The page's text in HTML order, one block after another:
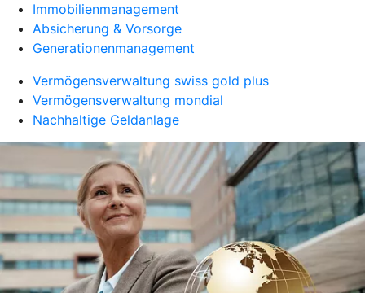
Immobilienmanagement
Absicherung & Vorsorge
Generationenmanagement
Vermögensverwaltung swiss gold plus
Vermögensverwaltung mondial
Nachhaltige Geldanlage